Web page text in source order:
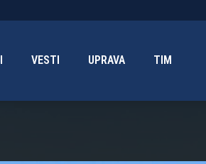
VESTI UPRAVA TIM